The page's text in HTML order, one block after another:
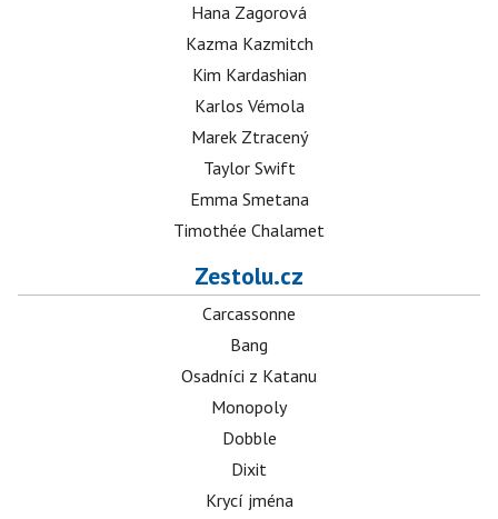
Hana Zagorová
Kazma Kazmitch
Kim Kardashian
Karlos Vémola
Marek Ztracený
Taylor Swift
Emma Smetana
Timothée Chalamet
Zestolu.cz
Carcassonne
Bang
Osadníci z Katanu
Monopoly
Dobble
Dixit
Krycí jména